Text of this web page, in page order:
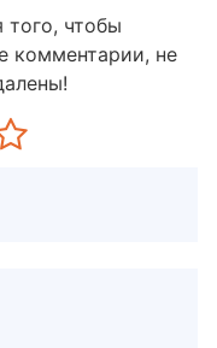
чтобы
комментарии, не